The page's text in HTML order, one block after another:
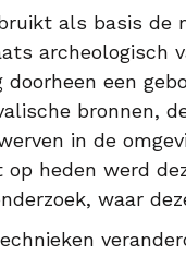
als basis de
archeologisch
doorheen een
bronnen,
in de
op heden werd
waar